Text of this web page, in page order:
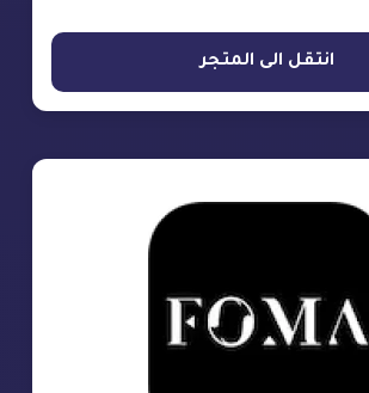
انتقل الى المتجر